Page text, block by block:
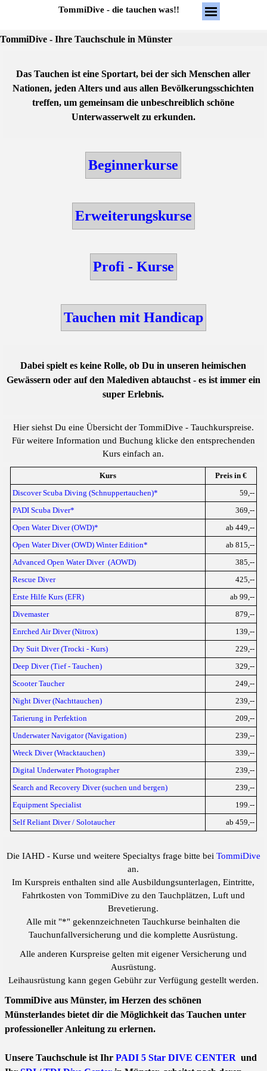
Direkt zum SeiteninhaltTommiDive - die tauchen was!! Menü
TommiDive - Ihre Tauchschule in Münster
Das Tauchen ist eine Sportart, bei der sichMenschen aller
Nationen, jeden Alters und aus allen Bevölkerungsschichten
treffen, um gemeinsam die unbeschreiblich schöne
Unterwasserwelt zu erkunden.
Beginnerkurse
Erweiterungskurse
Profi - Kurse
Tauchen mit Handicap
Dabei spielt es keine Rolle, ob Du in unseren heimischen
Gewässern oder auf den Malediven abtauchst - es ist immer ein
super Erlebnis.
Hier siehst Du eine Übersicht der TommiDive - Tauchkurspreise.
Für weitere Information und Buchung klicke den entsprechenden
Kurs einfach an.
Kurs
Preis in €
Discover Scuba Diving (Schnuppertauchen)*
59,--
PADI Scuba Diver*
369,--
Open Water Diver (OWD)*
ab 449,--
Open Water Diver (OWD) Winter Edition*
ab 815,--
Advanced Open Water Diver (AOWD)
385,--
Rescue Diver
425,--
Erste Hilfe Kurs (EFR)
ab 99,--
Divemaster
879,--
Enrched Air Diver (Nitrox)
139,--
Dry Suit Diver (Trocki - Kurs)
229,--
Deep Diver (Tief - Tauchen)
329,--
Scooter Taucher
249,--
Night Diver (Nachttauchen)
239,--
Tarierung in Perfektion
209,--
Underwater Navigator (Navigation)
239,--
Wreck Diver (Wracktauchen)
339,--
Digital Underwater Photographer
239,--
Search and Recovery Diver (suchen und bergen)
239,--
Equipment Specialist
199.--
Self Reliant Diver / Solotaucher
ab 459,--
Die IAHD - Kurse und weitere Specialtys frage bitte bei TommiDive
an.
Im Kurspreis enthalten sind alle Ausbildungsunterlagen, Eintritte,
Fahrtkosten von TommiDive zu den Tauchplätzen, Luft und
Brevetierung.
Alle mit "*" gekennzeichneten Tauchkurse beinhalten die
Tauchunfallversicherung und die komplette Ausrüstung.
Alle anderen Kurspreise gelten mit eigener Versicherung und
Ausrüstung.
Leihausrüstung kann gegen Gebühr zur Verfügung gestellt werden.
TommiDive aus Münster, im Herzen des schönen
Münsterlandes bietet dir die Möglichkeit das Tauchen unter
professioneller Anleitung zu erlernen.
Unsere Tauchschule ist Ihr PADI 5 Star DIVE CENTER und